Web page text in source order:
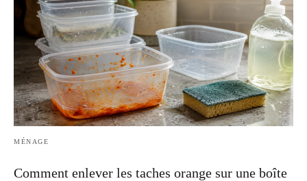
MÉNAGE
Comment enlever les taches orange sur une boîte